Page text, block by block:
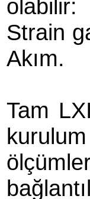
Strain
Akım.
Tam